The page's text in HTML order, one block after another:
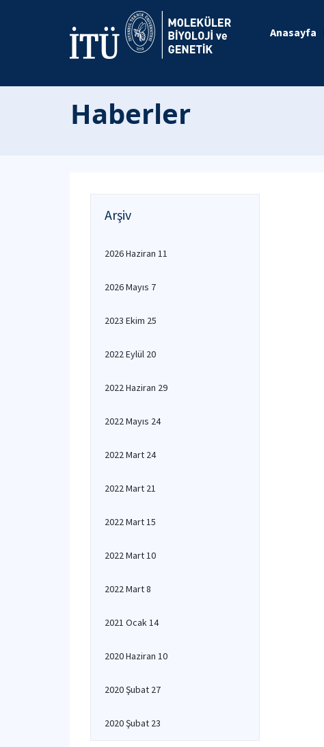
Anasayfa
Haberler
Arşiv
2026 Haziran 11
2026 Mayıs 7
2023 Ekim 25
2022 Eylül 20
2022 Haziran 29
2022 Mayıs 24
2022 Mart 24
2022 Mart 21
2022 Mart 15
2022 Mart 10
2022 Mart 8
2021 Ocak 14
2020 Haziran 10
2020 Şubat 27
2020 Şubat 23